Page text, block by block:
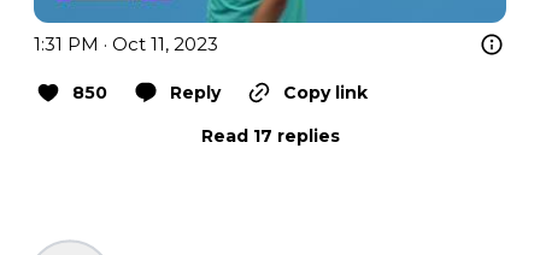
1:31 PM · Oct 11, 2023
850 Reply
Copy link
Read 17 replies